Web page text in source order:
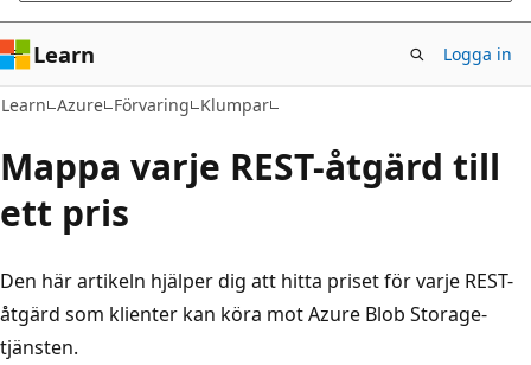
Learn Logga in
Learn Azure Förvaring Klumpar
Mappa varje REST-åtgärd till
ett pris
Den här artikeln hjälper dig att hitta priset för varje REST-
åtgärd som klienter kan köra mot Azure Blob Storage-
tjänsten.